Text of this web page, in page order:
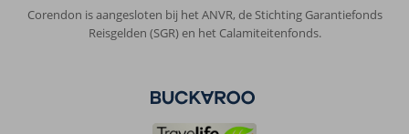
Corendon is aangesloten bij het ANVR, de Stichting Garantiefonds
Reisgelden (SGR) en het Calamiteitenfonds.